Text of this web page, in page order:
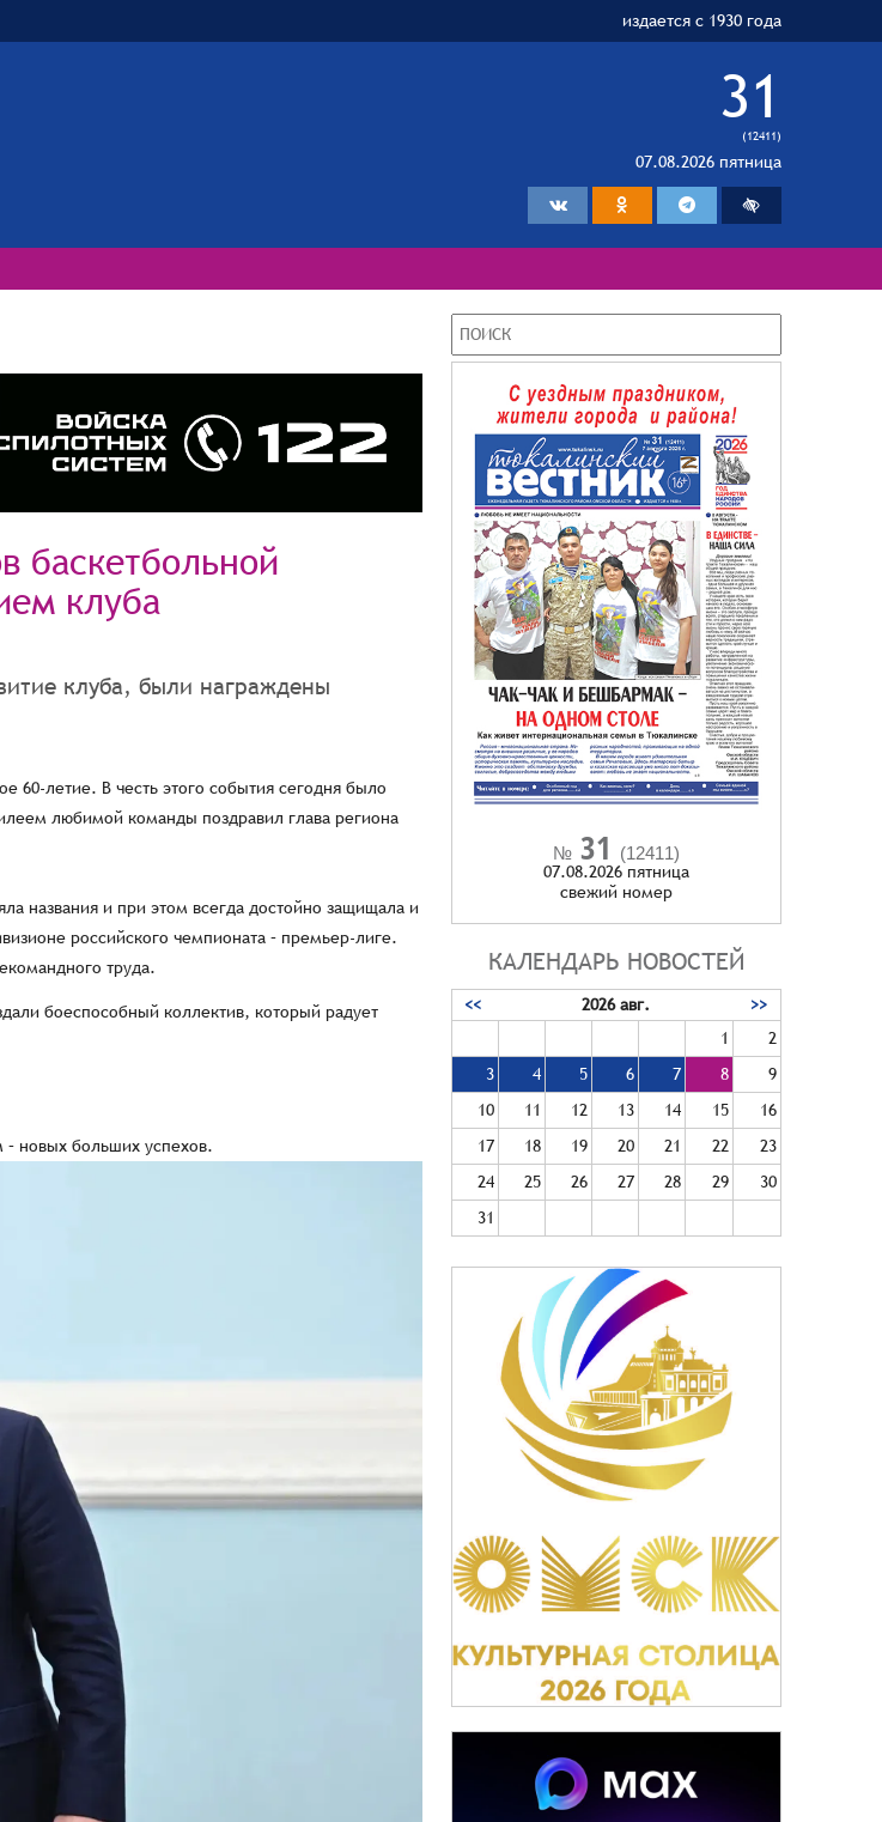
издается с 1930 года
31
(12411)
07.08.2026 пятница
баскетбольной
клуба
клуба, были награждены
60-летие. В честь этого события сегодня было
любимой команды поздравил глава региона
названия и при этом всегда достойно защищала и
российского чемпионата – премьер-лиге.
труда.
боеспособный коллектив, который радует
– новых больших успехов.
№ 31 (12411)
07.08.2026 пятница
cвежий номер
КАЛЕНДАРЬ НОВОСТЕЙ
<< 2026 авг.
>>
1
2
3
4 5 6 7 8
9
10
11 12 13 14 15
16
17
18 19 20 21 22
23
24
25 26 27 28 29
30
31